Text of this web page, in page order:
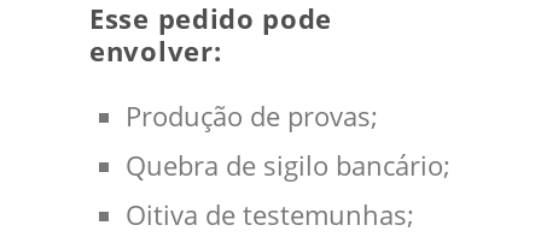
Esse pedido pode
envolver:
Produção de provas;
Quebra de sigilo bancário;
Oitiva de testemunhas;